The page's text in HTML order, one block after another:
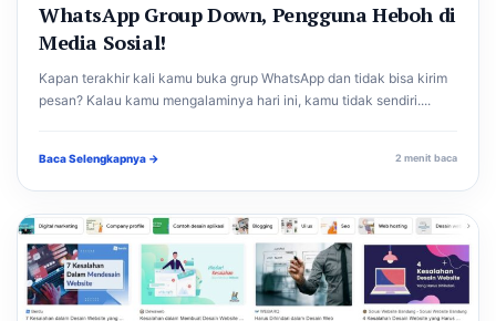
WhatsApp Group Down, Pengguna Heboh di
Media Sosial!
Kapan terakhir kali kamu buka grup WhatsApp dan tidak bisa kirim
pesan? Kalau kamu mengalaminya hari ini, kamu tidak sendiri....
Baca Selengkapnya → 2 menit baca